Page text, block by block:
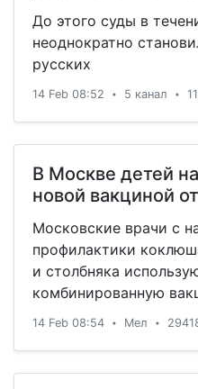
До этого суды в
неоднократно
русских
14 Feb 08:52 • 5 канал •
В Москве детей
новой вакциной
Московские врачи с
профилактики
и столбняка
комбинированную
сайт столичной
в региональный
14 Feb 08:54 • Мел •